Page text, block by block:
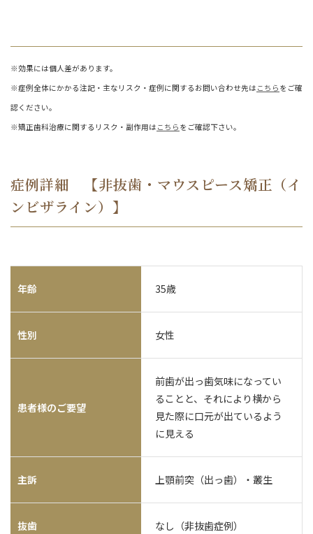
※効果には個人差があります。
※症例全体にかかる注記・主なリスク・症例に関するお問い合わせ先は こちら をご確
認ください。
※矯正歯科治療に関するリスク・副作用は こちら をご確認下さい。
症例詳細 【非抜歯・マウスピース矯正（イ
ンビザライン）】
年齢 35歳
性別 女性
患者様のご要望
前歯が出っ歯気味になってい
ることと、それにより横から
見た際に口元が出ているよう
に見える
主訴 上顎前突（出っ歯）・叢生
抜歯 なし（非抜歯症例）